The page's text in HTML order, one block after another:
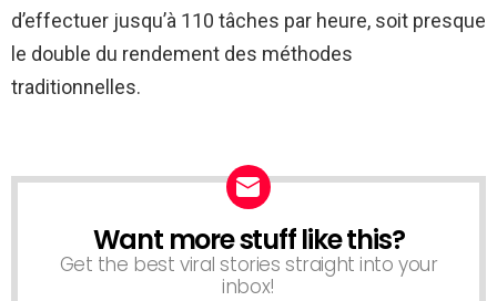
d’effectuer jusqu’à 110 tâches par heure, soit presque
le double du rendement des méthodes
traditionnelles.
NEWSLETTER
Want more stuff like this?
Get the best viral stories straight into your
inbox!